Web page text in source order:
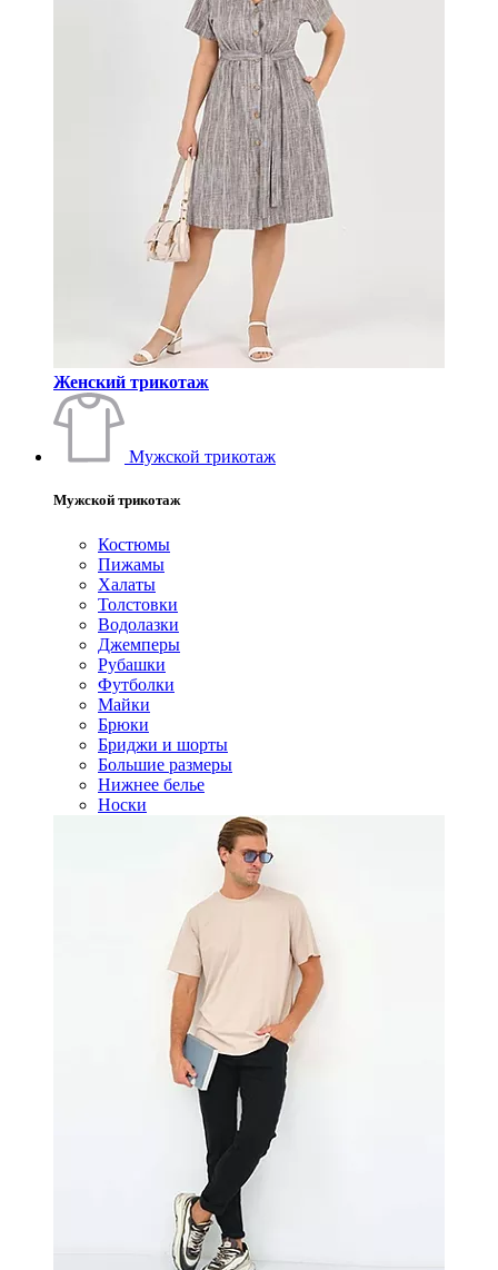
Женский трикотаж
Мужской трикотаж
Мужской трикотаж
Костюмы
Пижамы
Халаты
Толстовки
Водолазки
Джемперы
Рубашки
Футболки
Майки
Брюки
Бриджи и шорты
Большие размеры
Нижнее белье
Носки